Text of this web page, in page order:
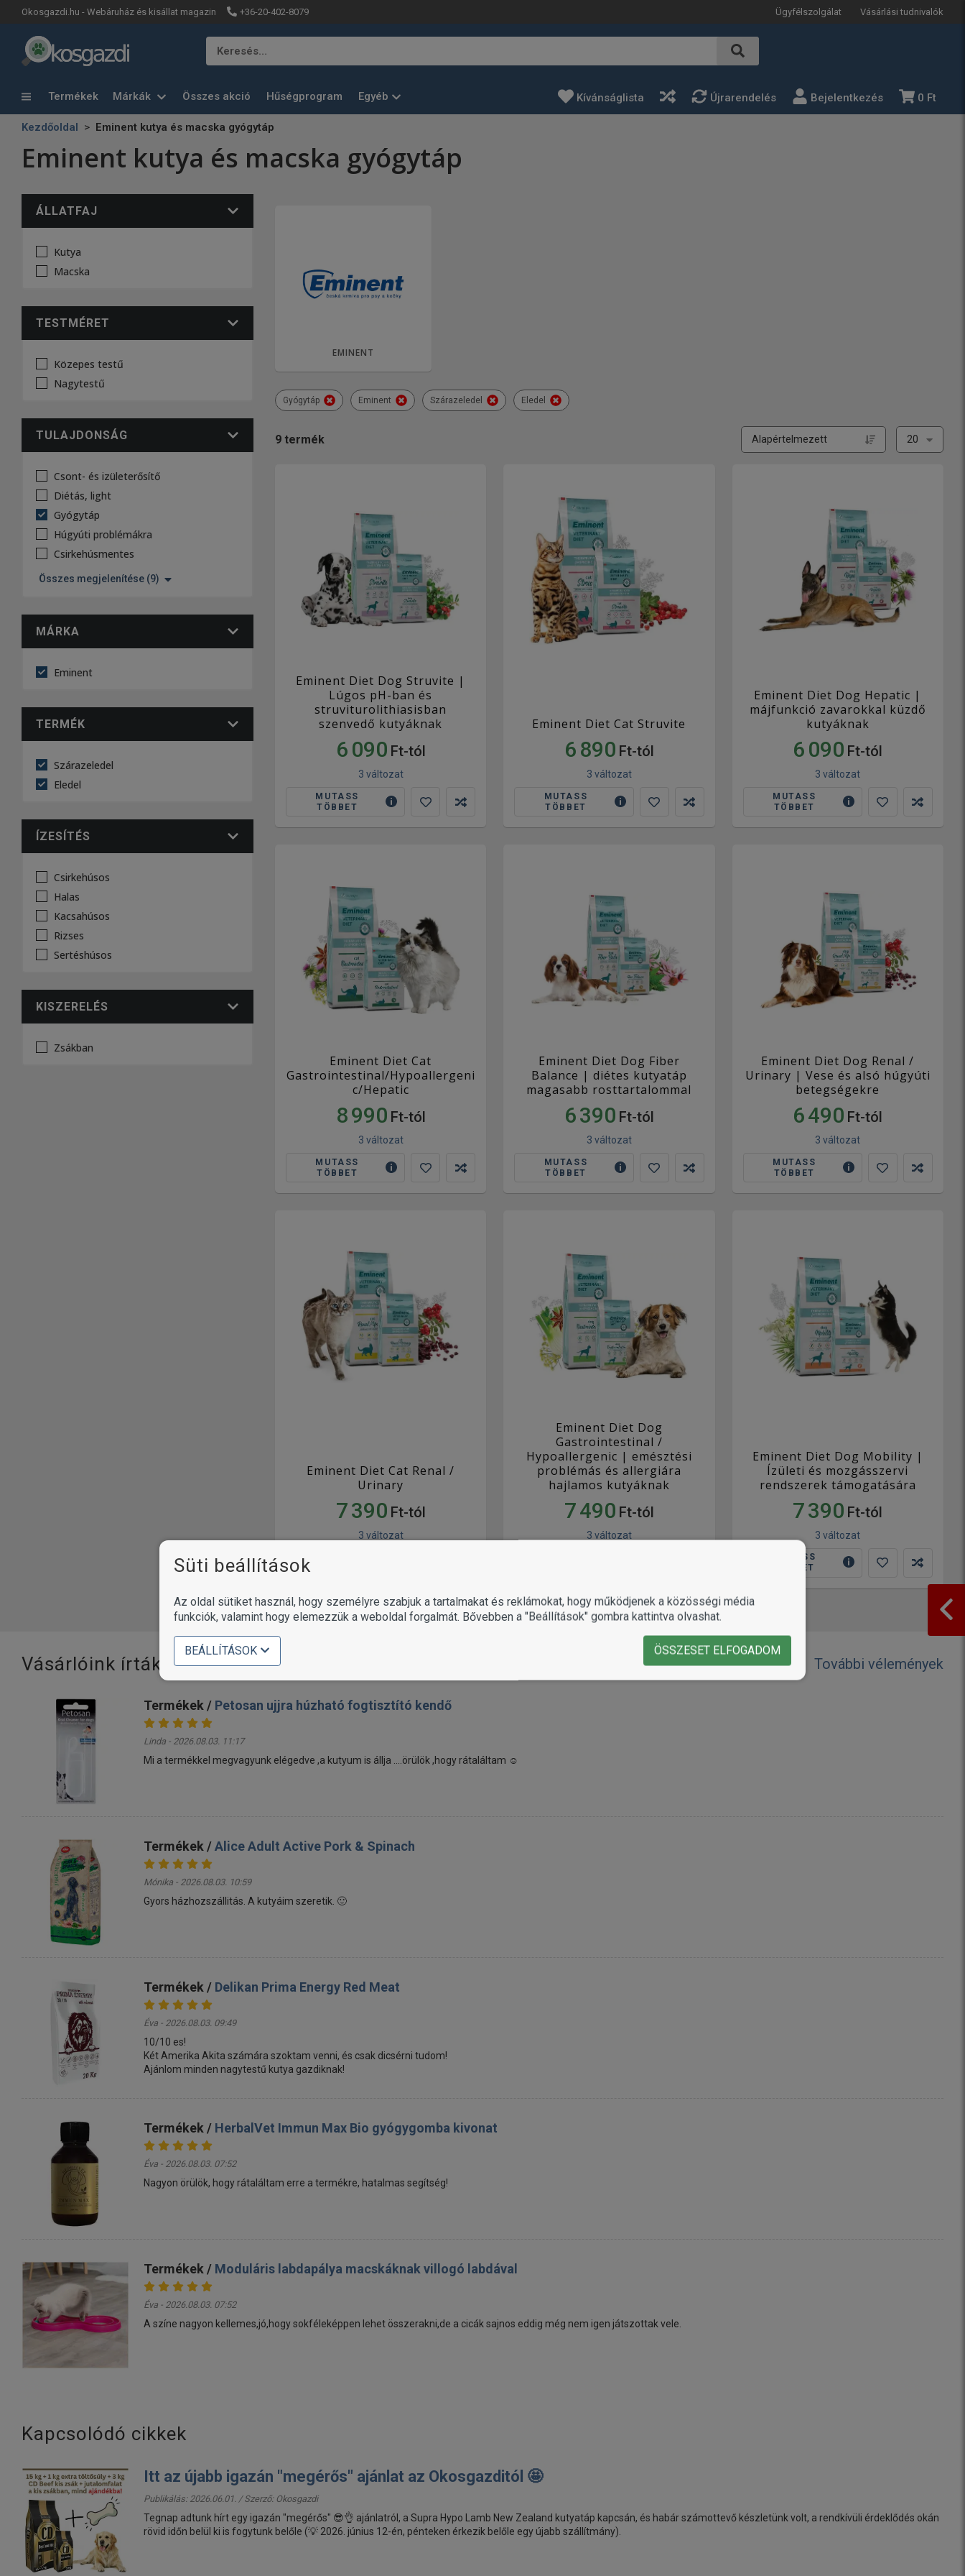
Okosgazdi.hu - Webáruház és kisállat magazin +36-20-402-8079 Ügyfélszolgálat Vásárlási tudnivalók
Keresés…
Termékek Márkák Összes akció Hűségprogram Egyéb Kívánságlista Újrarendelés Bejelentkezés 0 Ft
Kezdőoldal Eminent kutya és macska gyógytáp
Eminent kutya és macska gyógytáp
ÁLLATFAJ
Kutya
Macska
TESTMÉRET
Közepes testű
Nagytestű
TULAJDONSÁG
Csont- és izületerősítő
Diétás, light
Gyógytáp
Húgyúti problémákra
Csirkehúsmentes
Összes megjelenítése (9)
MÁRKA
Eminent
TERMÉK
Szárazeledel
Eledel
ÍZESÍTÉS
Csirkehúsos
Halas
Kacsahúsos
Rizses
Sertéshúsos
KISZERELÉS
Zsákban
EMINENT
9 termék
Gyógytáp Eminent Szárazeledel Eledel
Eminent Diet Dog Struvite |
Lúgos pH-ban és
struviturolithiasisban
szenvedő kutyáknak
6 090 Ft-tól
3 változat
MUTASS
TÖBBET
Eminent Diet Cat Struvite
6 890 Ft-tól
3 változat
MUTASS
TÖBBET
Eminent Diet Dog Hepatic |
májfunkció zavarokkal küzdő
kutyáknak
6 090 Ft-tól
3 változat
MUTASS
TÖBBET
Eminent Diet Cat
Gastrointestinal/Hypoallergeni
c/Hepatic
8 990 Ft-tól
3 változat
MUTASS
TÖBBET
Eminent Diet Dog Fiber
Balance | diétes kutyatáp
magasabb rosttartalommal
6 390 Ft-tól
3 változat
MUTASS
TÖBBET
Eminent Diet Dog Renal /
Urinary | Vese és alsó húgyúti
betegségekre
6 490 Ft-tól
3 változat
MUTASS
TÖBBET
Eminent Diet Cat Renal /
Urinary
7 390 Ft-tól
3 változat
Eminent Diet Dog
Gastrointestinal /
Hypoallergenic | emésztési
problémás és allergiára
hajlamos kutyáknak
7 490 Ft-tól
3 változat
Eminent Diet Dog Mobility |
Ízületi és mozgásszervi
rendszerek támogatására
7 390 Ft-tól
3 változat
MUTASS
TÖBBET
Vásárlóink írták További vélemények
Termékek / Petosan ujjra húzható fogtisztító kendő
Linda - 2026.08.03. 11:17
Mi a termékkel megvagyunk elégedve ,a kutyum is állja ....örülök ,hogy rátaláltam ☺️
Termékek /Alice Adult Active Pork & Spinach
Mónika - 2026.08.03. 10:59
Gyors házhozszállitás. A kutyáim szeretik. 🙂
Termékek / Delikan Prima Energy Red Meat
Éva - 2026.08.03. 09:49
10/10 es!
Két Amerika Akita számára szoktam venni, és csak dicsérni tudom!
Ajánlom minden nagytestű kutya gazdiknak!
Termékek / HerbalVet Immun Max Bio gyógygomba kivonat
Éva - 2026.08.03. 07:52
Nagyon örülök, hogy rátaláltam erre a termékre, hatalmas segítség!
Termékek / Moduláris labdapálya macskáknak villogó labdával
Éva - 2026.08.03. 07:52
A színe nagyon kellemes,jó,hogy sokféleképpen lehet összerakni,de a cicák sajnos eddig még nem igen játszottak vele.
Kapcsolódó cikkek
Itt az újabb igazán "megérős" ajánlat az Okosgazditól 🤩
Publikálás: 2026.06.01. / Szerző: Okosgazdi
Tegnap adtunk hírt egy igazán "megérős" 😎👌 ajánlatról, a Supra Hypo Lamb New Zealand kutyatáp kapcsán, és habár számottevő készletünk volt, a rendkívüli érdeklődés okán
rövid időn belül ki is fogytunk belőle (💡 2026. június 12-én, pénteken érkezik belőle egy újabb szállítmány).
Süti beállítások
Az oldal sütiket használ, hogy személyre szabjuk a tartalmakat és reklámokat, hogy működjenek a közösségi média
funkciók, valamint hogy elemezzük a weboldal forgalmát. Bővebben a "Beállítások" gombra kattintva olvashat.
BEÁLLÍTÁSOK ÖSSZESET ELFOGADOM